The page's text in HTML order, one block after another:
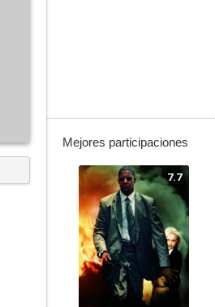
Mejores participaciones
7.7